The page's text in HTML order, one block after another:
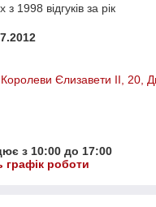
1998 відгуків за рік
Єлизавети ІІ, 20,
з 10:00 до 17:00
графік роботи